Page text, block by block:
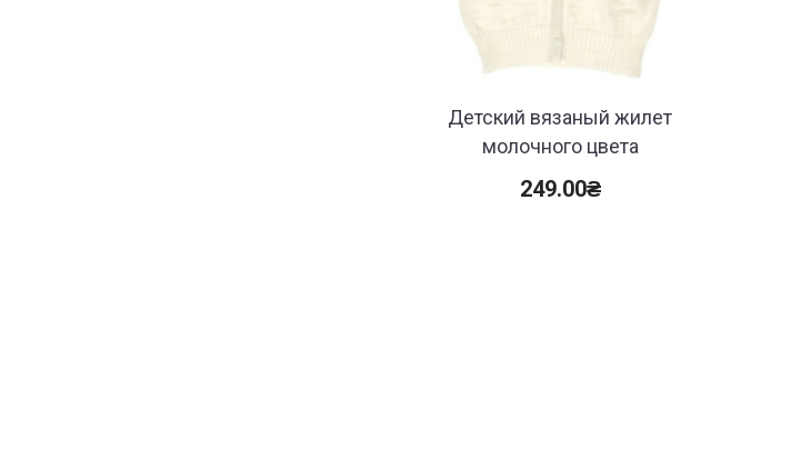
Детский вязаный жилет
молочного цвета
249.00₴